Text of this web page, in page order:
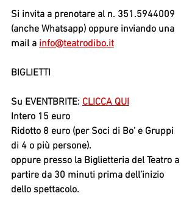
Si invita a prenotare al n. 351.5944009
(anche Whatsapp) oppure inviando una
mail a info@teatrodibo.it
BIGLIETTI
Su EVENTBRITE: CLICCA QUI
Intero 15 euro
Ridotto 8 euro (per Soci di Bo’ e Gruppi
di 4 o più persone).
oppure presso la Biglietteria del Teatro a
partire da 30 minuti prima dell’inizio
dello spettacolo.